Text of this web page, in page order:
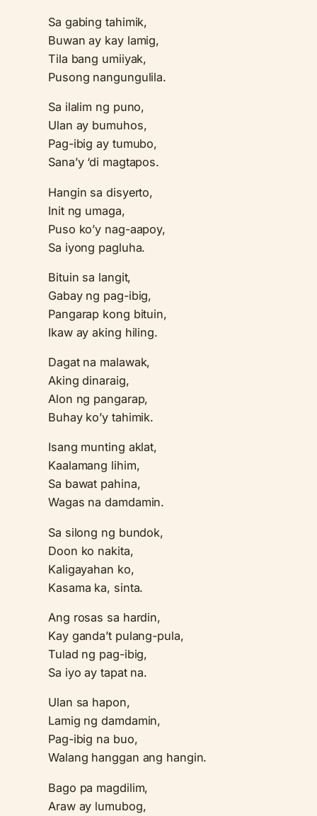
Sa gabing tahimik,
Buwan ay kay lamig,
Tila bang umiiyak,
Pusong nangungulila.
Sa ilalim ng puno,
Ulan ay bumuhos,
Pag-ibig ay tumubo,
Sana’y ‘di magtapos.
Hangin sa disyerto,
Init ng umaga,
Puso ko’y nag-aapoy,
Sa iyong pagluha.
Bituin sa langit,
Gabay ng pag-ibig,
Pangarap kong bituin,
Ikaw ay aking hiling.
Dagat na malawak,
Aking dinaraig,
Alon ng pangarap,
Buhay ko’y tahimik.
Isang munting aklat,
Kaalamang lihim,
Sa bawat pahina,
Wagas na damdamin.
Sa silong ng bundok,
Doon ko nakita,
Kaligayahan ko,
Kasama ka, sinta.
Ang rosas sa hardin,
Kay ganda’t pulang-pula,
Tulad ng pag-ibig,
Sa iyo ay tapat na.
Ulan sa hapon,
Lamig ng damdamin,
Pag-ibig na buo,
Walang hanggan ang hangin.
Bago pa magdilim,
Araw ay lumubog,